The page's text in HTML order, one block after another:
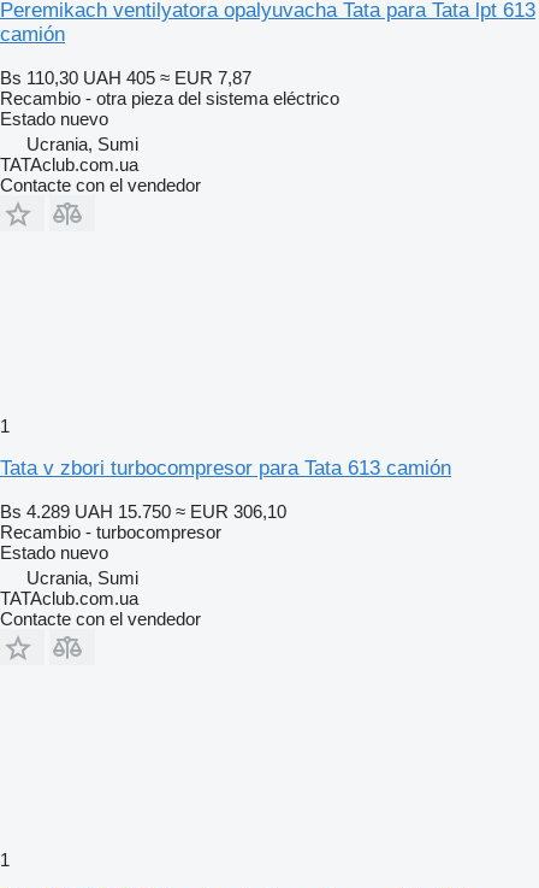
Peremikach ventilyatora opalyuvacha Tata para Tata lpt 613
camión
Bs 110,30 UAH 405 ≈ EUR 7,87
Recambio - otra pieza del sistema eléctrico
Estado nuevo
Ucrania, Sumi
TATAclub.com.ua
Contacte con el vendedor
1
Tata v zbori turbocompresor para Tata 613 camión
Bs 4.289 UAH 15.750 ≈ EUR 306,10
Recambio - turbocompresor
Estado nuevo
Ucrania, Sumi
TATAclub.com.ua
Contacte con el vendedor
1